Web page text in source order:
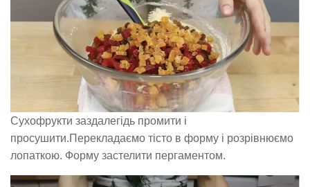
Сухофрукти заздалегідь промити і
просушити.Перекладаємо тісто в форму і розрівнюємо
лопаткою. Форму застелити пергаментом.